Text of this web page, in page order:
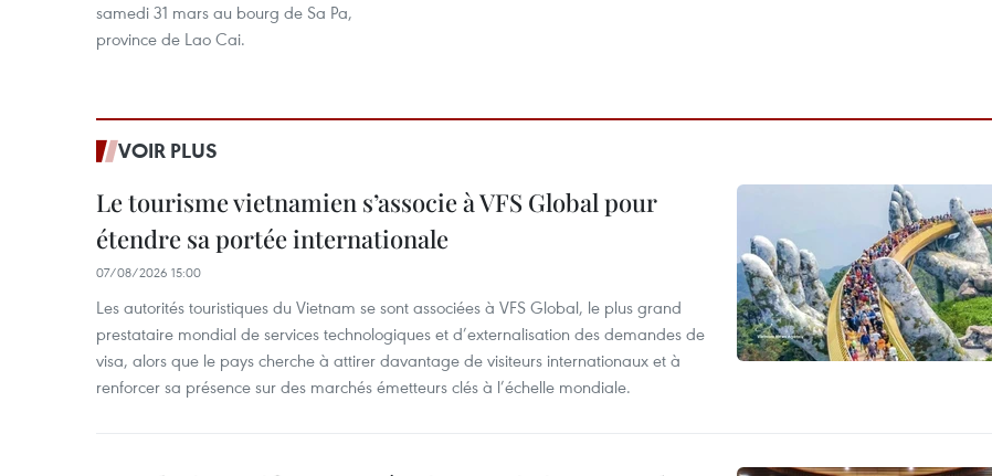
samedi 31 mars au bourg de Sa Pa,
province de Lao Cai.
VOIR PLUS
Le tourisme vietnamien s’associe à VFS Global pour
étendre sa portée internationale
07/08/2026 15:00
Les autorités touristiques du Vietnam se sont associées à VFS Global, le plus grand
prestataire mondial de services technologiques et d’externalisation des demandes de
visa, alors que le pays cherche à attirer davantage de visiteurs internationaux et à
renforcer sa présence sur des marchés émetteurs clés à l’échelle mondiale.